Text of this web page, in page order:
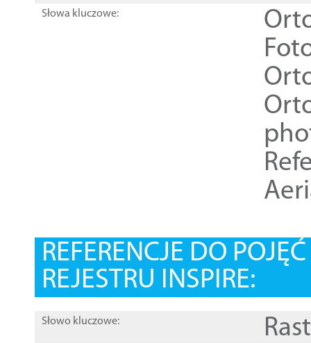
Słowa kluczowe:
REFERENCJE DO
REJESTRU INSPIRE:
Słowo kluczowe: